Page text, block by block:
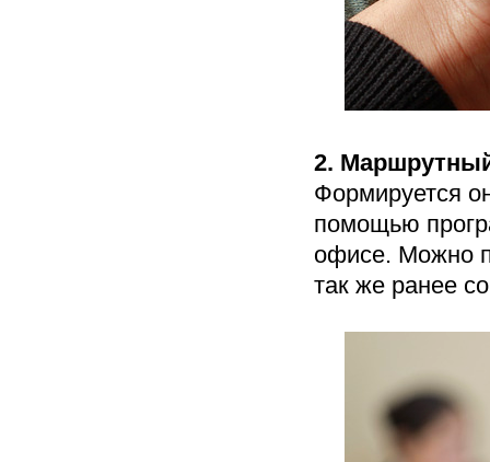
2.
Формируется
помощью
офисе. Можно
так же ранее